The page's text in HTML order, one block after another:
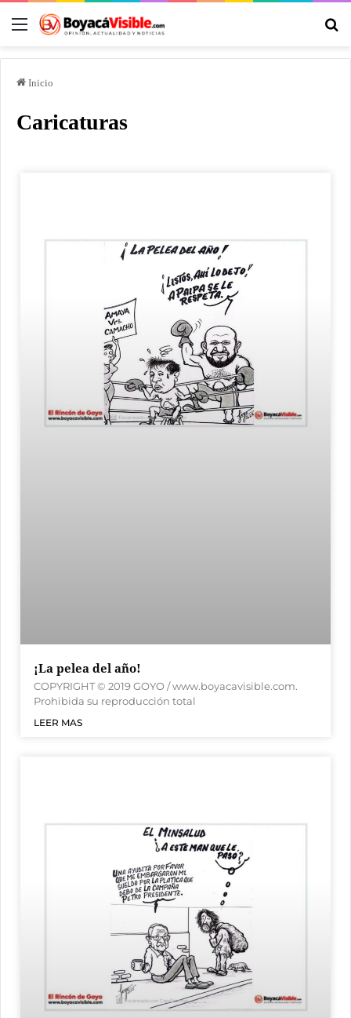
Inicio
Caricaturas
¡La pelea del año!
COPYRIGHT © 2019 GOYO / www.boyacavisible.com.
Prohibida su reproducción total
LEER MAS